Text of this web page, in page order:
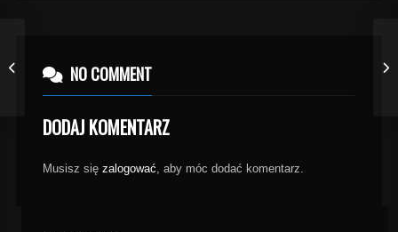
NO COMMENT
DODAJ KOMENTARZ
Musisz się zalogować, aby móc dodać komentarz.